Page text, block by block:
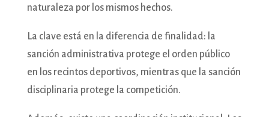
naturaleza por los mismos hechos.
La clave está en la diferencia de finalidad: la
sanción administrativa protege el orden público
en los recintos deportivos, mientras que la sanción
disciplinaria protege la competición.